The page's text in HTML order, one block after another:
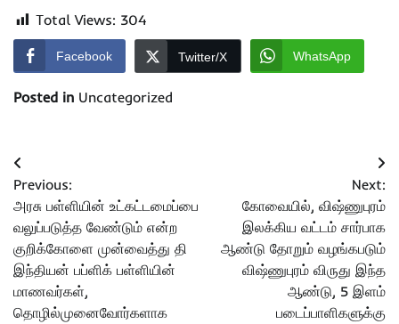
Total Views: 304
Facebook Twitter/X WhatsApp
Posted in Uncategorized
Post
navigation
Previous:
அரசு பள்ளியின் உட்கட்டமைப்பை
வலுப்படுத்த வேண்டும் என்ற
குறிக்கோளை முன்வைத்து தி
இந்தியன் பப்ளிக் பள்ளியின்
மாணவர்கள்,
தொழில்முனைவோர்களாக
Next:
கோவையில், விஷ்ணுபுரம்
இலக்கிய வட்டம் சார்பாக
ஆண்டு தோறும் வழங்கபடும்
விஷ்ணுபுரம் விருது இந்த
ஆண்டு, 5 இளம்
படைப்பாளிகளுக்கு